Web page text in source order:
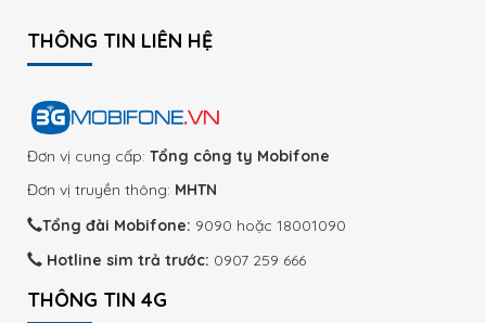
THÔNG TIN LIÊN HỆ
Đơn vị cung cấp: Tổng công ty Mobifone
Đơn vị truyền thông: MHTN
Tổng đài Mobifone: 9090 hoặc 18001090
Hotline sim trả trước: 0907 259 666
THÔNG TIN 4G